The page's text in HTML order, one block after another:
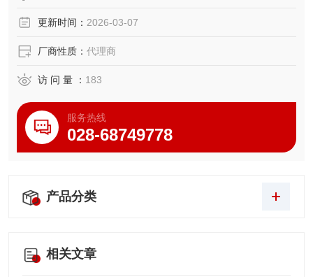
更新时间： 2026-03-07
厂商性质： 代理商
访 问 量 ： 183
服务热线
028-68749778
产品分类
相关文章